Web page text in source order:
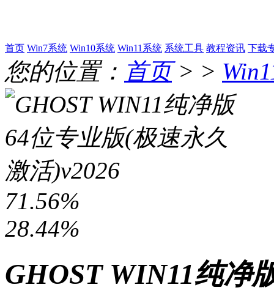
首页 Win7系统 Win10系统 Win11系统 系统工具 教程资讯 下载
您的位置： 首页> >
71.56%
28.44%
GHOST WIN11纯净